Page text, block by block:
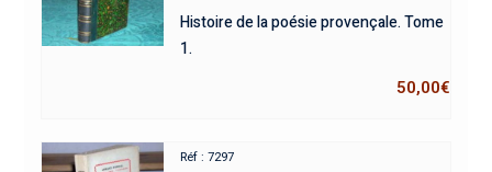
Histoire de la poésie provençale. Tome
1.
50,00€
Réf : 7297